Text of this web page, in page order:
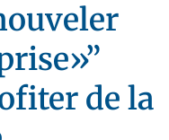
de la